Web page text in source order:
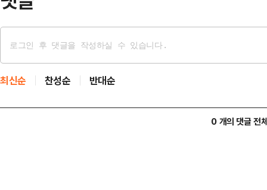
최신순 찬성순 반대순
0 개의 댓글 전